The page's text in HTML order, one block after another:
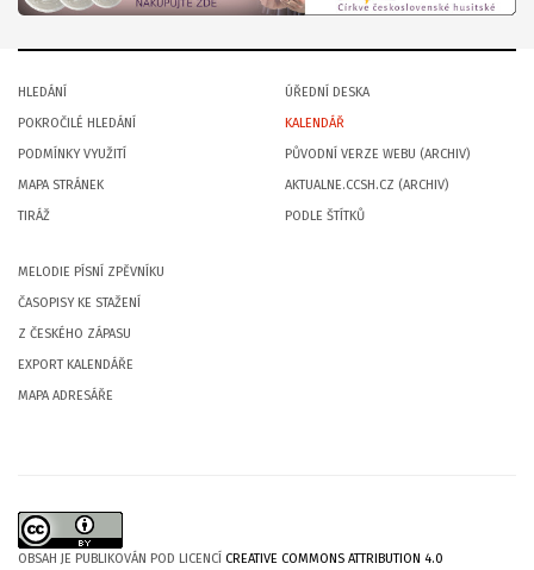
HLEDÁNÍ
POKROČILÉ HLEDÁNÍ
PODMÍNKY VYUŽITÍ
MAPA STRÁNEK
TIRÁŽ
ÚŘEDNÍ DESKA
KALENDÁŘ
PŮVODNÍ VERZE WEBU (ARCHIV)
AKTUALNE.CCSH.CZ (ARCHIV)
PODLE ŠTÍTKŮ
MELODIE PÍSNÍ ZPĚVNÍKU
ČASOPISY KE STAŽENÍ
Z ČESKÉHO ZÁPASU
EXPORT KALENDÁŘE
MAPA ADRESÁŘE
OBSAH JE PUBLIKOVÁN POD LICENCÍ CREATIVE COMMONS ATTRIBUTION 4.0